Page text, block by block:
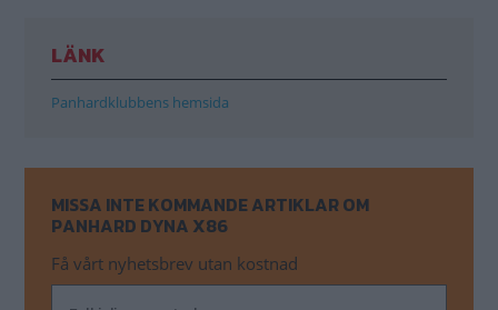
LÄNK
Panhardklubbens hemsida
MISSA INTE KOMMANDE ARTIKLAR OM
PANHARD DYNA X86
Få vårt nyhetsbrev utan kostnad